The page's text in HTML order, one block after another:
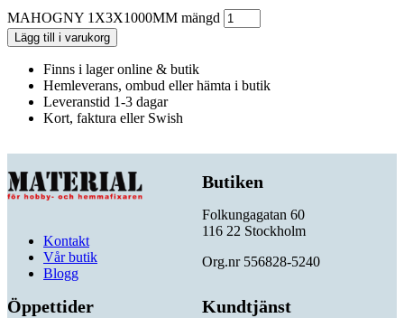
MAHOGNY 1X3X1000MM mängd
Lägg till i varukorg
Finns i lager online & butik
Hemleverans, ombud eller hämta i butik
Leveranstid 1-3 dagar
Kort, faktura eller Swish
Kontakt
Vår butik
Blogg
Butiken
Folkungagatan 60
116 22 Stockholm
Org.nr 556828-5240
Öppettider Kundtjänst